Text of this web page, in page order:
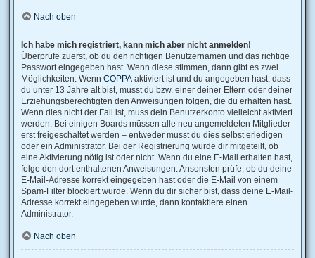
Nach oben
Ich habe mich registriert, kann mich aber nicht anmelden!
Überprüfe zuerst, ob du den richtigen Benutzernamen und das richtige
Passwort eingegeben hast. Wenn diese stimmen, dann gibt es zwei
Möglichkeiten. Wenn COPPA aktiviert ist und du angegeben hast, dass
du unter 13 Jahre alt bist, musst du bzw. einer deiner Eltern oder deiner
Erziehungsberechtigten den Anweisungen folgen, die du erhalten hast.
Wenn dies nicht der Fall ist, muss dein Benutzerkonto vielleicht aktiviert
werden. Bei einigen Boards müssen alle neu angemeldeten Mitglieder
erst freigeschaltet werden – entweder musst du dies selbst erledigen
oder ein Administrator. Bei der Registrierung wurde dir mitgeteilt, ob
eine Aktivierung nötig ist oder nicht. Wenn du eine E-Mail erhalten hast,
folge den dort enthaltenen Anweisungen. Ansonsten prüfe, ob du deine
E-Mail-Adresse korrekt eingegeben hast oder die E-Mail von einem
Spam-Filter blockiert wurde. Wenn du dir sicher bist, dass deine E-Mail-
Adresse korrekt eingegeben wurde, dann kontaktiere einen
Administrator.
Nach oben